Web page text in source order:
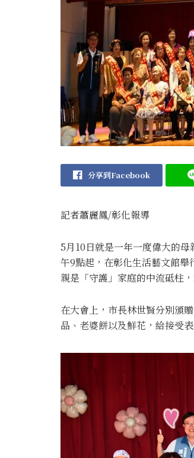
分享到Facebook
記者蕭麗鳳/彰化報導
5月10日就是一年一度偉大的
午9點起，在彰化生活藝文館
親是「守護」家庭的中流砥柱
在大會上，市長林世賢分別頒
品、老婆餅以及鮮花，給接受